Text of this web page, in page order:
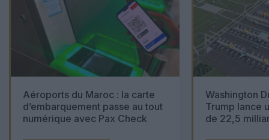
Aéroports du Maroc : la carte
d’embarquement passe au tout
numérique avec Pax Check
Washington
Trump lance
de 22,5